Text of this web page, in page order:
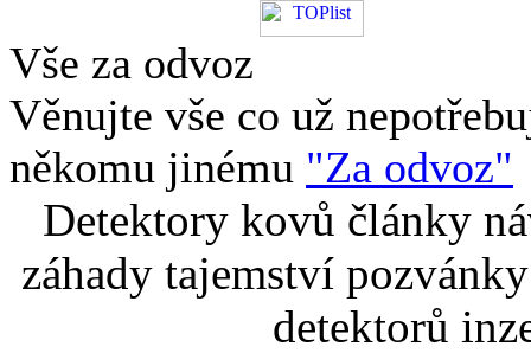
Vše za odvoz
Věnujte vše co už
někomu jinému "Za odvoz"
Detektory kovů články
záhady tajemství
detektorů